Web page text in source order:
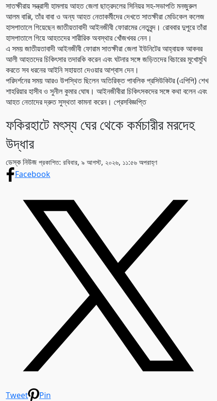
সাতক্ষীরায় সন্ত্রাসী হামলায় আহত জেলা ছাত্রদলের সিনিয়র সহ-সভাপতি মনজুরুল
আলম বাপ্পি, তাঁর বাবা ও অন্য আহত নেতাকর্মীদের দেখতে সাতক্ষীরা মেডিকেল কলেজ
হাসপাতালে গিয়েছেন জাতীয়তাবাদী আইনজীবী ফোরামের নেতৃবৃন্দ। রোববার দুপুরে তাঁরা
হাসপাতালে গিয়ে আহতদের শারীরিক অবস্থার খোঁজখবর নেন।
এ সময় জাতীয়তাবাদী আইনজীবী ফোরাম সাতক্ষীরা জেলা ইউনিটের আহ্বায়ক আকবর
আলী আহতদের চিকিৎসার তদারকি করেন এবং ঘটনার সঙ্গে জড়িতদের বিচারের মুখোমুখি
করতে সব ধরনের আইনি সহায়তা দেওয়ার আশ্বাস দেন।
পরিদর্শনের সময় আরও উপস্থিত ছিলেন অতিরিক্ত পাবলিক প্রসিউকিটর (এপিপি) শেখ
শাহরিয়ার হাসীব ও সুনীল কুমার ঘোষ। আইনজীবীরা চিকিৎসকদের সঙ্গে কথা বলেন এবং
আহত নেতাদের দ্রুত সুস্থতা কামনা করেন। প্রেসবিজ্ঞপ্তি
ফকিরহাটে মৎস্য ঘের থেকে কর্মচারীর মরদেহ
উদ্ধার
ডেস্ক নিউজ প্রকাশিত: রবিবার, ৯ আগস্ট, ২০২৬, ১১:৫৬ অপরাহ্ণ
Facebook
Tweet Pin